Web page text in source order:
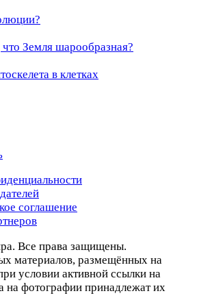
Земля шарообразная?
в клетках
соглашение
Все права защищены.
материалов, размещённых на
условии активной ссылки на
фотографии принадлежат их